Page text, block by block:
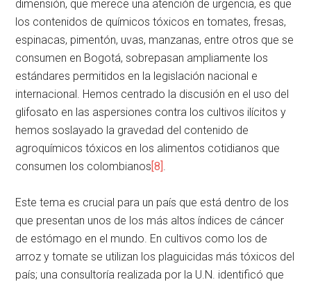
dimensión, que merece una atención de urgencia, es que
los contenidos de químicos tóxicos en tomates, fresas,
espinacas, pimentón, uvas, manzanas, entre otros que se
consumen en Bogotá, sobrepasan ampliamente los
estándares permitidos en la legislación nacional e
internacional. Hemos centrado la discusión en el uso del
glifosato en las aspersiones contra los cultivos ilícitos y
hemos soslayado la gravedad del contenido de
agroquímicos tóxicos en los alimentos cotidianos que
consumen los colombianos[8].
Este tema es crucial para un país que está dentro de los
que presentan unos de los más altos índices de cáncer
de estómago en el mundo. En cultivos como los de
arroz y tomate se utilizan los plaguicidas más tóxicos del
país; una consultoría realizada por la U.N. identificó que